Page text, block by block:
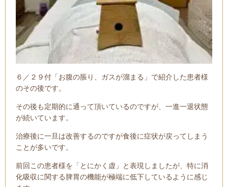
６／２９付「お腹の脹り、ガスが溜まる」で紹介した患者様
のその後です。
その後も定期的に通って頂いているのですが、一進一退状態
が続いています。
治療後に一旦は改善するのですが食後に症状が戻ってしまう
ことが多いです。
前回この患者様を「とにかく虚」と表現しましたが、特に消
化吸収に関する脾胃の機能が極端に低下しているように感じ